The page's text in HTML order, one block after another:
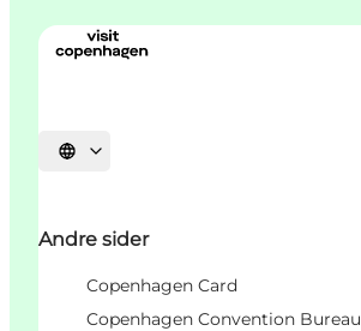
Vælg sprog
Andre sider
Copenhagen Card
Copenhagen Convention Bureau